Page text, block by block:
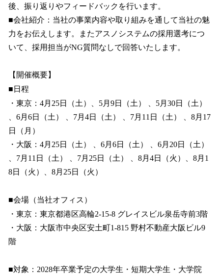
後、振り返りやフィードバックを行います。
■会社紹介：当社の事業内容や取り組みを通して当社の魅
力をお伝えします。またアスノシステムの採用選考につ
いて、採用担当がNG質問なしで回答いたします。
【開催概要】
■日程
・東京：4月25日（土）、5月9日（土） 、5月30日（土）
、6月6日（土） 、7月4日（土） 、7月11日（土） 、8月17
日（月）
・大阪：4月25日（土） 、6月6日（土） 、6月20日（土）
、7月11日（土） 、7月25日（土） 、8月4日（火）、8月1
8日（火）、8月25日（火）
■会場（当社オフィス）
・東京：東京都港区高輪2-15-8 グレイスビル泉岳寺前3階
・大阪：大阪市中央区安土町1-815 野村不動産大阪ビル9
階
■対象：2028年卒業予定の大学生・短期大学生・大学院